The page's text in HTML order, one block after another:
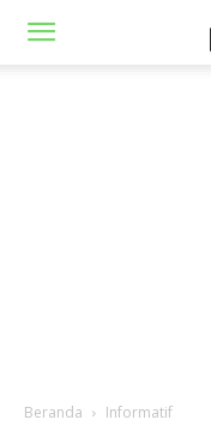
Beranda Informatif